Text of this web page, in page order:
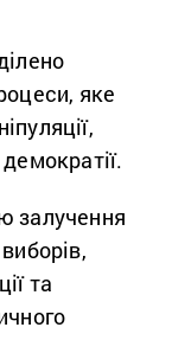
яке
залучення
та